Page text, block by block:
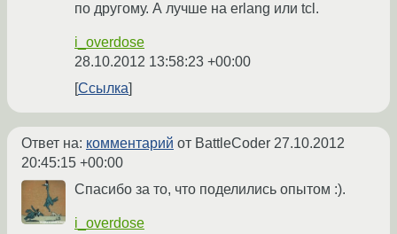
по другому. А лучше на erlang или tcl.
i_overdose
28.10.2012 13:58:23 +00:00
Ссылка
Ответ на: комментарий от BattleCoder 27.10.2012
20:45:15 +00:00
Спасибо за то, что поделились опытом :).
i_overdose